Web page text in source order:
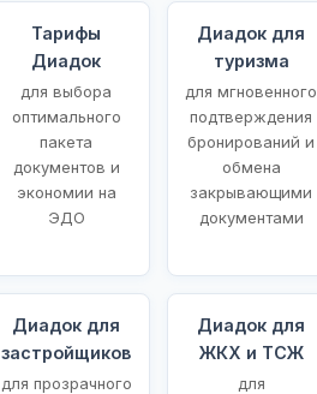
Тарифы
Диадок
для выбора
оптимального
пакета
документов и
экономии на
ЭДО
Диадок для
туризма
для мгновенного
подтверждения
бронирований и
обмена
закрывающими
документами
Диадок для
застройщиков
для прозрачного
Диадок для
ЖКХ и ТСЖ
для